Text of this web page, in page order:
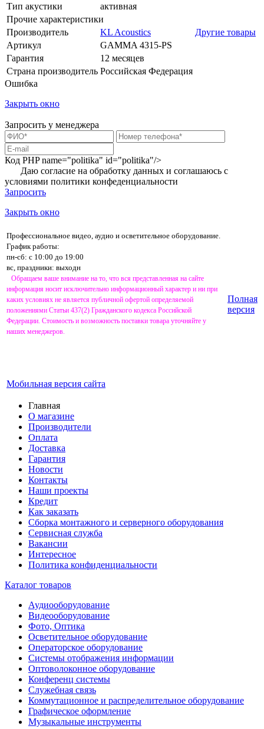
Тип акустики
активная
Прочие характеристики
Производитель
KL Acoustics
Другие товары
Артикул
GAMMA 4315-PS
Гарантия
12 месяцев
Страна производитель Российская Федерация
Ошибка
Закрыть окно
Запросить у менеджера
Код PHPname="politika" id="politika"/>
Даю согласие на обработку данных и соглашаюсь с
условиями политики конфеденциальности
Запросить
Закрыть окно
Профессиональное видео, аудио и осветительное оборудование.
График работы:
пн-сб: с 10:00 до 19:00
вс, праздники: выходн
Обращаем ваше внимание на то, что вся представленная на сайте
информация носит исключительно информационный характер и ни при
каких условиях не является публичной офертой определяемой
положениями Статьи 437(2) Гражданского кодекса Российской
Федерации. Стоимость и возможность поставки товара уточняйте у
наших менеджеров.
Мобильная версия сайта
Полная
версия
Главная
О магазине
Производители
Оплата
Доставка
Гарантия
Новости
Контакты
Наши проекты
Кредит
Как заказать
Сборка монтажного и серверного оборудования
Сервисная служба
Вакансии
Интересное
Политика конфиденциальности
Каталог товаров
Аудиооборудование
Видеооборудование
Фото, Оптика
Осветительное оборудование
Операторское оборудование
Системы отображения информации
Оптоволоконное оборудование
Конференц системы
Служебная связь
Коммутационное и распределительное оборудование
Графическое оформление
Музыкальные инструменты